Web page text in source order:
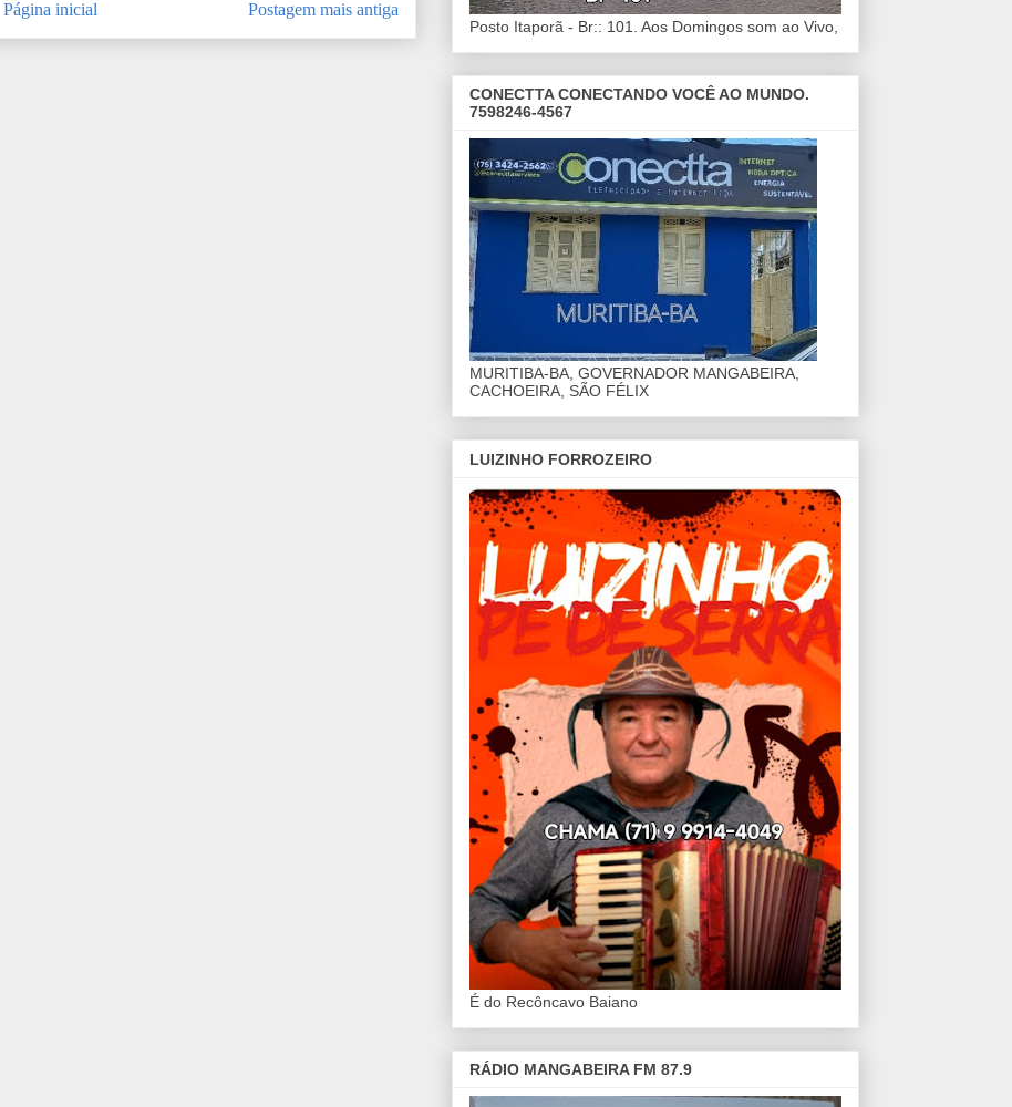
Postagem mais antiga
Página inicial
Posto Itaporã - Br:: 101. Aos Domingos som ao Vivo,
CONECTTA CONECTANDO VOCÊ AO MUNDO.
7598246-4567
MURITIBA-BA, GOVERNADOR MANGABEIRA,
CACHOEIRA, SÃO FÉLIX
LUIZINHO FORROZEIRO
É do Recôncavo Baiano
RÁDIO MANGABEIRA FM 87.9